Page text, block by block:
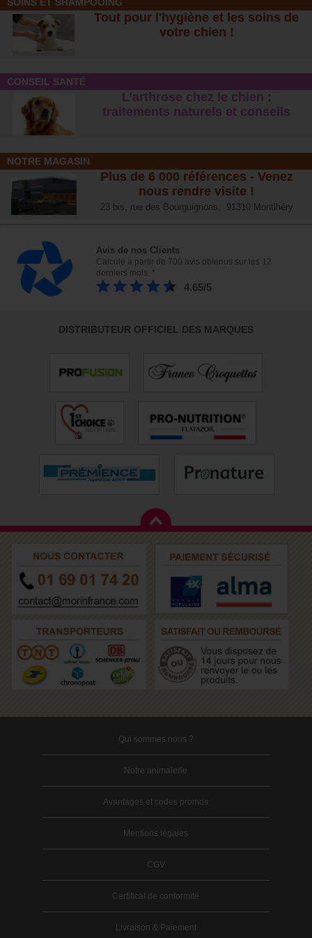
SOINS ET SHAMPOOING
Tout pour l'hygiène et les soins de
votre chien !
CONSEIL SANTÉ
L’arthrose chez le chien :
traitements naturels et conseil s
NOTRE MAGASIN
Plus de 6 000 références - Venez
nous rendre visite !
23 bis, rue des Bourguignons, 91310 Montlhéry
Avis de nos Clients
Calculé à partir de 700 avis obtenus sur les 12
derniers mois. *
4.65/5
DISTRIBUTEUR OFFICIEL DES MARQUES
Qui sommes nous ?
Notre animalerie
Avantages et codes promos
Mentions légales
CGV
Certificat de conformité
Livraison & Paiement